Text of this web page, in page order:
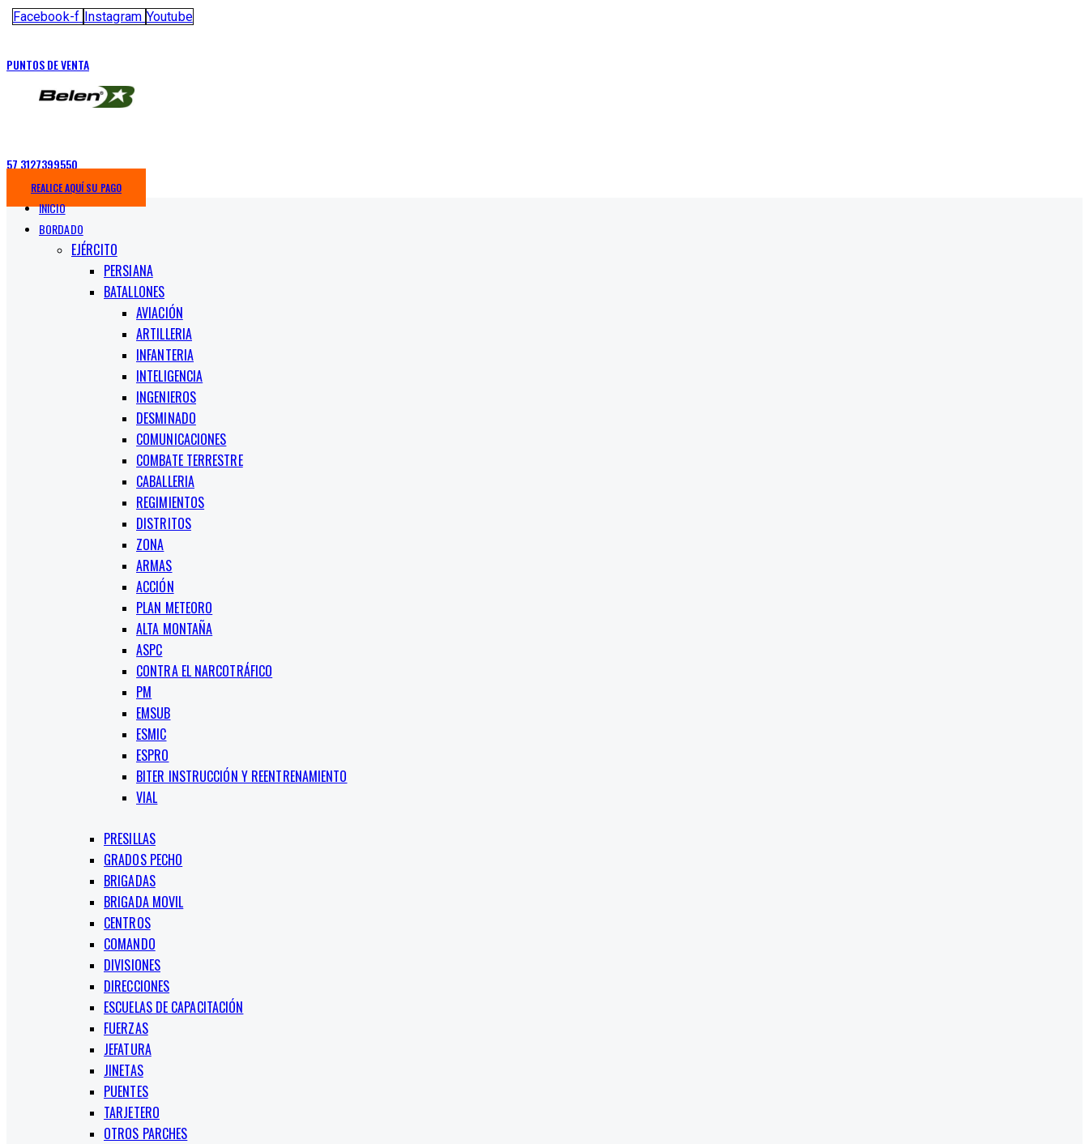
Facebook-f Instagram Youtube
PUNTOS DE VENTA
57 3127399550
REALICE AQUÍ SU PAGO
INICIO
BORDADO
EJÉRCITO
PERSIANA
BATALLONES
AVIACIÓN
ARTILLERIA
INFANTERIA
INTELIGENCIA
INGENIEROS
DESMINADO
COMUNICACIONES
COMBATE TERRESTRE
CABALLERIA
REGIMIENTOS
DISTRITOS
ZONA
ARMAS
ACCIÓN
PLAN METEORO
ALTA MONTAÑA
ASPC
CONTRA EL NARCOTRÁFICO
PM
EMSUB
ESMIC
ESPRO
BITER INSTRUCCIÓN Y REENTRENAMIENTO
VIAL
PRESILLAS
GRADOS PECHO
BRIGADAS
BRIGADA MOVIL
CENTROS
COMANDO
DIVISIONES
DIRECCIONES
ESCUELAS DE CAPACITACIÓN
FUERZAS
JEFATURA
JINETAS
PUENTES
TARJETERO
OTROS PARCHES